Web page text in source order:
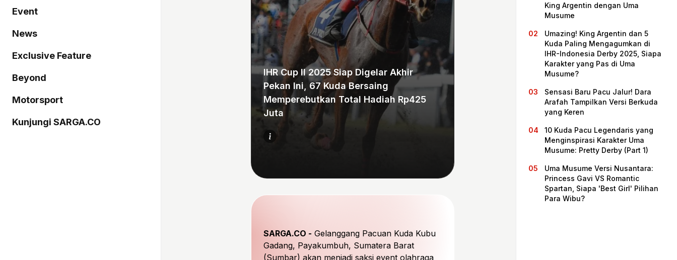
Pordasi
Event
News
Exclusive Feature
Beyond
Motorsport
Kunjungi SARGA.CO
IHR Cup II 2025 Siap Digelar Akhir
Pekan Ini, 67 Kuda Bersaing
Memperebutkan Total Hadiah Rp425
Juta
SARGA.CO - Gelanggang Pacuan Kuda Kubu
Gadang, Payakumbuh, Sumatera Barat
(Sumbar) akan menjadi saksi event olahraga
King Argentin dengan Uma
Musume
Umazing! King Argentin dan 5
Kuda Paling Mengagumkan di
IHR-Indonesia Derby 2025, Siapa
Karakter yang Pas di Uma
Musume?
Sensasi Baru Pacu Jalur! Dara
Arafah Tampilkan Versi Berkuda
yang Keren
10 Kuda Pacu Legendaris yang
Menginspirasi Karakter Uma
Musume: Pretty Derby (Part 1)
Uma Musume Versi Nusantara:
Princess Gavi VS Romantic
Spartan, Siapa 'Best Girl' Pilihan
Para Wibu?